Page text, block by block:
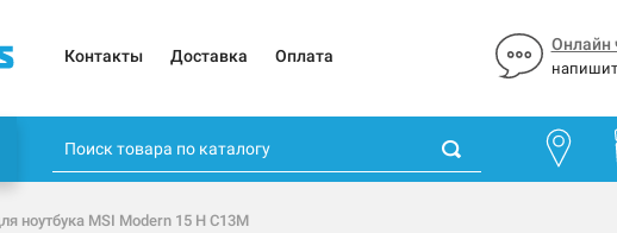
Контакты Доставка Оплата
Онлайн
ноутбука MSI Modern 15 H C13M